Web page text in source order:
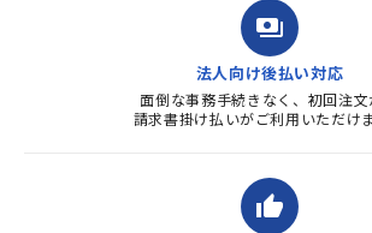
payments
法人向け後払い対応
面倒な事務手続きなく、初回注文
請求書掛け払いがご利用いただけま
thumb_up